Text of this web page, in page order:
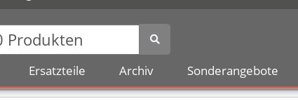
Ersatzteile Archiv Sonderangebote